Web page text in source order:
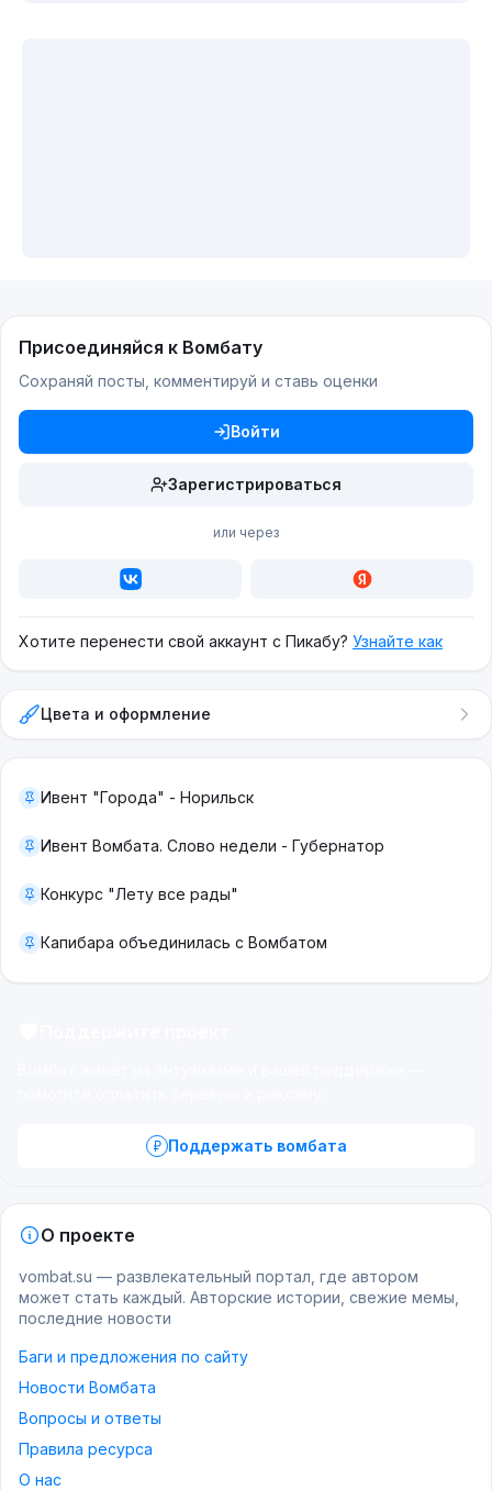
Присоединяйся к Вомбату
Сохраняй посты, комментируй и ставь оценки
Войти
Зарегистрироваться
или через
Хотите перенести свой аккаунт с Пикабу? Узнайте как
Цвета и оформление
Ивент "Города" - Норильск
Ивент Вомбата. Слово недели - Губернатор
Конкурс "Лету все рады"
Капибара объединилась с Вомбатом
Поддержать вомбата
О проекте
vombat.su — развлекательный портал, где автором
может стать каждый. Авторские истории, свежие мемы,
последние новости
Баги и предложения по сайту
Новости Вомбата
Вопросы и ответы
Правила ресурса
О нас